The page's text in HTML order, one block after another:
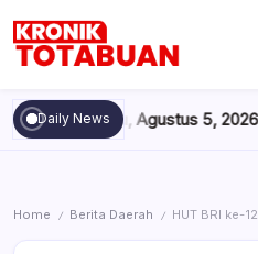
content
Totabuan
hari
ini
Kronik
Daily News
Rabu, Agustus 5, 2026 , 11:44 AM
Home / Berita Daerah / HUT BRI ke-128, Arya Gani